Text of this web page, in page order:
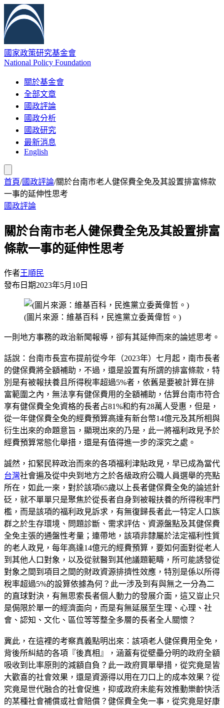
國家政策研究基金會
National Policy Foundation
關於基金會
全部文章
國政評論
國政分析
國政研究
最新消息
English
首頁/國政評論/關於台南市老人健保費全免及其設置排富條款
一事的延伸性思考
國政評論
關於台南市老人健保費全免及其設置排富
條款一事的延伸性思考
作者王順民
發布日期2023年5月10日
(圖片來源：維基百科，民進黨立委黃偉哲。)
一則地方事務的政治新聞報導，卻有其延伸而來的論述思考。
話說：台南市長宣布提前從今年（2023年）七月起，南市長者
的健保費將全額補助，不過，還是設置有所謂的排富條款，特
別是有被報扶養且所得稅率超過5%者，依舊是要被計算在排
富範圍之內，無法享有健保費用的全額補助，估算台南市符合
享有健保費全免資格的長者占81%和約有28萬人受惠，但是，
從一年健保費全免的經費預算高達有新台幣14億元及其所相與
衍生出來的命題意旨，顯現出來的乃是，此一將福利政見予於
經費預算常態化舉措，還是有值得進一步的深究之處。
誠然，扣緊民粹政治而來的各項福利津貼政見，早已成為當代
台灣社會遍及從中央到地方之於各級政府公職人員選舉的亮點
所在，如此一來，對於該項65歲以上長者健保費全免的論述針
砭，就不單單只是聚焦於從長者自身到被報扶養的所得稅率門
檻，而是該項的福利政見訴求，有無復歸長者此一特定人口族
群之於生存環境、問題診斷、需求評估、資源盤點及其健保費
全免主張的通盤性考量；連帶地，該項非隸屬於法定福利性質
的老人政見，每年高達14億元的經費預算，要如何面對從老人
到其他人口對象，以及從就醫到其他議題範疇，所可能誘發從
對象之間到項目之間的財政資源排擠性效應，特別是係以所得
稅率超過5%的設算依據為何？此一涉及到有與無之一分為二
的直球對決，有無思索長者個人動力的發展介面，這又豈止只
是侷限於單一的經濟面向，而是有無延展至生理、心理、社
會、認知、文化、區位等等整全多層的長者全人關懷？
冀此，在這裡的考察真義點明出來：該項老人健保費用全免，
背後所糾結的各項『後真相』，涵蓋有從壁壘分明的政府全額
吸收到比率原則的減額自負？此一政府買單舉措，從究竟是皆
大歡喜的社會效果，還是資源得以用在刀口上的成本效果？從
究竟是世代融合的社會促進，抑或政府未能有效推動樂齡快活
的某種社會補償或社會賠償？健保費全免一事，從究竟是好康